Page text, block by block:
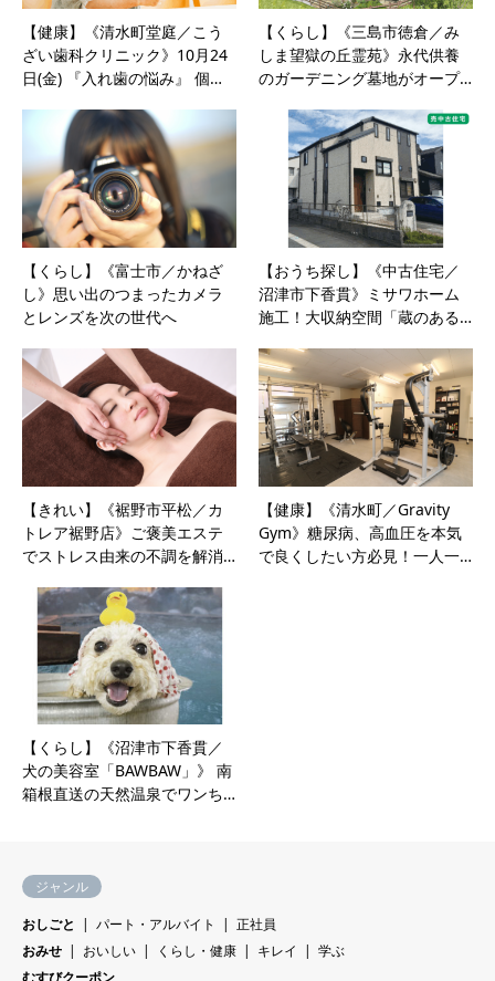
【健康】《清水町堂庭／こう
ざい歯科クリニック》10月24
日(金) 『入れ歯の悩み』 個…
【くらし】《三島市徳倉／み
しま望獄の丘霊苑》永代供養
のガーデニング墓地がオープ…
【くらし】《富士市／かねざ
し》思い出のつまったカメラ
とレンズを次の世代へ
【おうち探し】《中古住宅／
沼津市下香貫》ミサワホーム
施工！大収納空間「蔵のある…
【きれい】《裾野市平松／カ
トレア裾野店》ご褒美エステ
でストレス由来の不調を解消…
【健康】《清水町／Gravity
Gym》糖尿病、高血圧を本気
で良くしたい方必見！一人一…
【くらし】《沼津市下香貫／
犬の美容室「BAWBAW」》 南
箱根直送の天然温泉でワンち…
ジャンル
おしごと
パート・アルバイト
正社員
おみせ
おいしい くらし・健康 キレイ
学ぶ